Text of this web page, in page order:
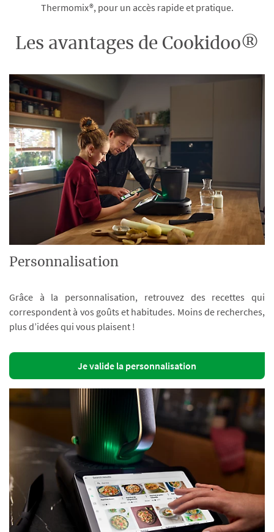
Thermomix®, pour un accès rapide et pratique.
Les avantages de Cookidoo®
Personnalisation
Grâce à la personnalisation, retrouvez des recettes qui
correspondent à vos goûts et habitudes. Moins de recherches,
plus d’idées qui vous plaisent !
Je valide la personnalisation